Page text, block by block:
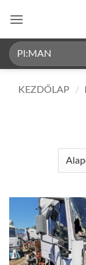
content
Keresés
a
KEZDŐLAP /